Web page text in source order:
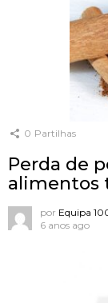
0 Partilhas
Perda de
alimentos
por Equipa
6 anos ago